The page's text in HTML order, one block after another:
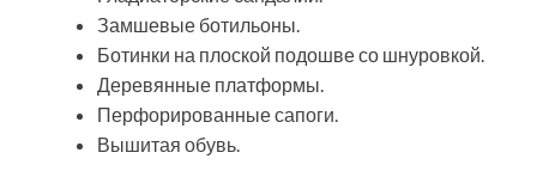
Замшевые ботильоны.
Ботинки на плоской подошве со шнуровкой.
Деревянные платформы.
Перфорированные сапоги.
Вышитая обувь.